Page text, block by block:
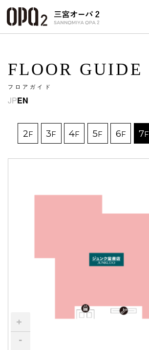
FLOOR GUIDE
フロアガイド
JPEN
2F 3F 4F 5F 6F 7F
-
+